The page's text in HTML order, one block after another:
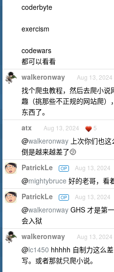
coderbyte
exercism
codewars
都可以看看
walkeronway Aug 13, 2024
找个爬虫教程，然后去爬小
趣（挑那些不正规的网站爬
东西了。
atx Aug 13, 2024 5
@walkeronway 上次你们也
倒是越来越差了🫤
PatrickLe OP Aug 13, 2024
@mightybruce 好的老哥，看
PatrickLe OP Aug 13, 2024
@walkeronway GHS 才是第
会入狱
walkeronway Aug 13, 2024
@lc1450 hhhhh 自制力这么
写。或者那就只爬小说。